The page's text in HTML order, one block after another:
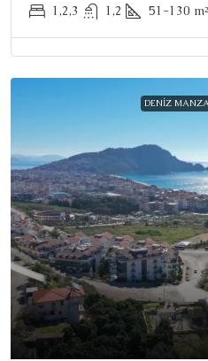
1,2,3 1,2 51-130 m²
DENIZ